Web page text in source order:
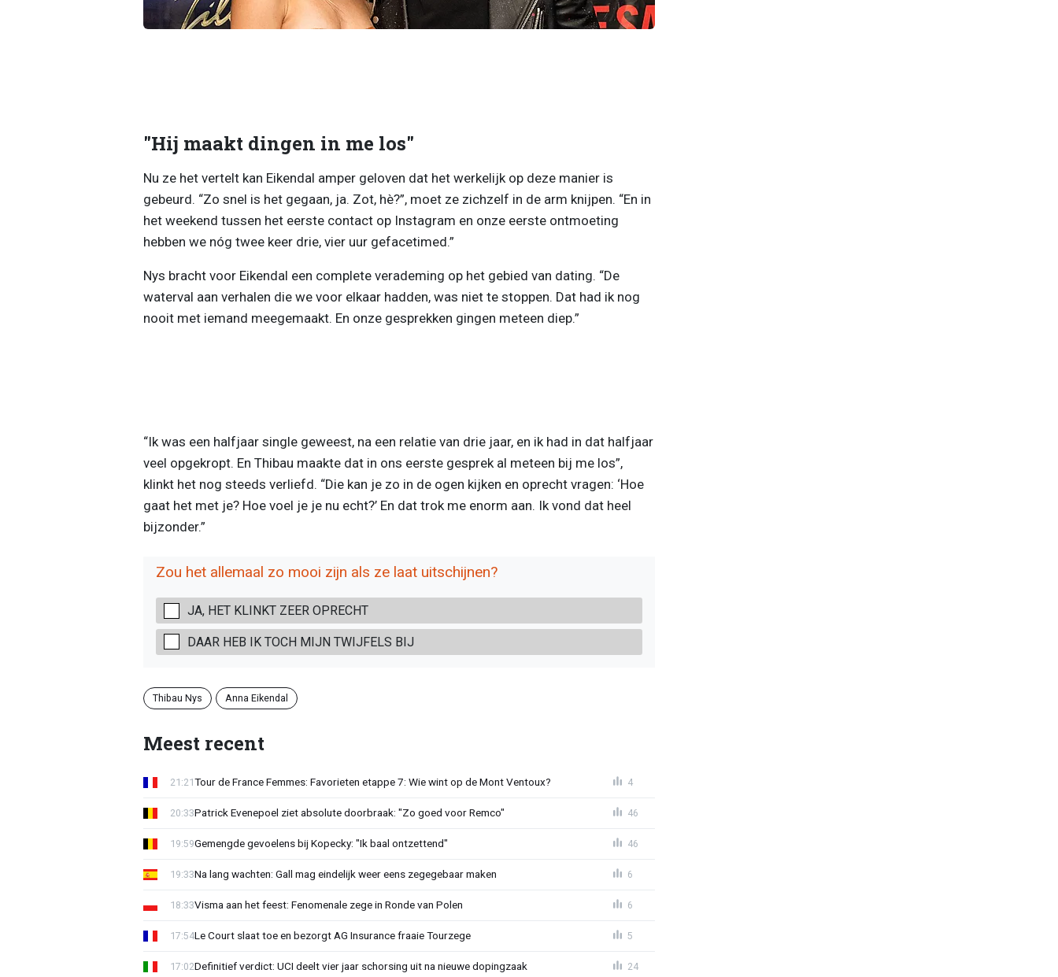
"Hij maakt dingen in me los"
Nu ze het vertelt kan Eikendal amper geloven dat het werkelijk op deze manier is
gebeurd. “Zo snel is het gegaan, ja. Zot, hè?”, moet ze zichzelf in de arm knijpen. “En in
het weekend tussen het eerste contact op Instagram en onze eerste ontmoeting
hebben we nóg twee keer drie, vier uur gefacetimed.”
Nys bracht voor Eikendal een complete verademing op het gebied van dating. “De
waterval aan verhalen die we voor elkaar hadden, was niet te stoppen. Dat had ik nog
nooit met iemand meegemaakt. En onze gesprekken gingen meteen diep.”
“Ik was een halfjaar single geweest, na een relatie van drie jaar, en ik had in dat halfjaar
veel opgekropt. En Thibau maakte dat in ons eerste gesprek al meteen bij me los”,
klinkt het nog steeds verliefd. “Die kan je zo in de ogen kijken en oprecht vragen: ‘Hoe
gaat het met je? Hoe voel je je nu echt?’ En dat trok me enorm aan. Ik vond dat heel
bijzonder.”
Zou het allemaal zo mooi zijn als ze laat uitschijnen?
JA, HET KLINKT ZEER OPRECHT
DAAR HEB IK TOCH MIJN TWIJFELS BIJ
Thibau Nys Anna Eikendal
Meest recent
Tour de France Femmes: Favorieten etappe 7: Wie wint op de Mont Ventoux?
21:21 4
Patrick Evenepoel ziet absolute doorbraak: "Zo goed voor Remco"
20:33 46
Gemengde gevoelens bij Kopecky: "Ik baal ontzettend"
19:59 46
Na lang wachten: Gall mag eindelijk weer eens zegegebaar maken
19:33 6
Visma aan het feest: Fenomenale zege in Ronde van Polen
18:33 6
Le Court slaat toe en bezorgt AG Insurance fraaie Tourzege
17:54 5
Definitief verdict: UCI deelt vier jaar schorsing uit na nieuwe dopingzaak
17:02 24